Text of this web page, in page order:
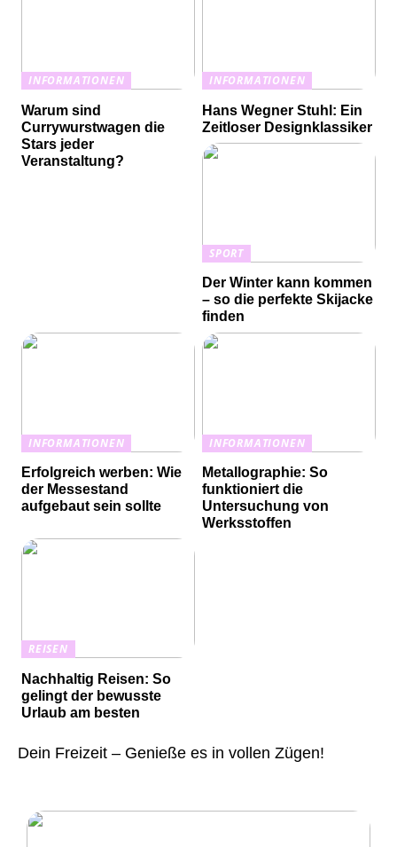
INFORMATIONEN
Warum sind
Currywurstwagen die
Stars jeder
Veranstaltung?
INFORMATIONEN
Hans Wegner Stuhl: Ein
Zeitloser Designklassiker
SPORT
Der Winter kann kommen
– so die perfekte Skijacke
finden
INFORMATIONEN
Erfolgreich werben: Wie
der Messestand
aufgebaut sein sollte
INFORMATIONEN
Metallographie: So
funktioniert die
Untersuchung von
Werksstoffen
REISEN
Nachhaltig Reisen: So
gelingt der bewusste
Urlaub am besten
Dein Freizeit – Genieße es in vollen Zügen!